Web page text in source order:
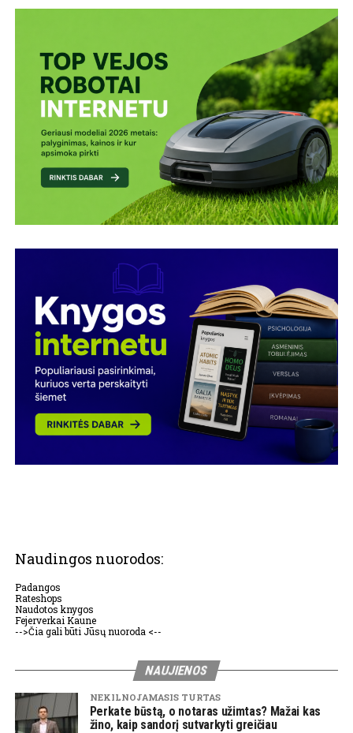
Naudingos nuorodos:
Padangos
Rateshops
Naudotos knygos
Fejerverkai Kaune
-->Čia gali būti Jūsų nuoroda <--
NAUJIENOS
NEKILNOJAMASIS TURTAS
Perkate būstą, o notaras užimtas? Mažai kas
žino, kaip sandorį sutvarkyti greičiau